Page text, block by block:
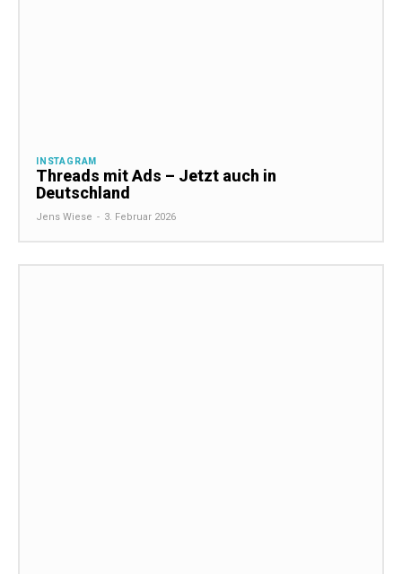
INSTAGRAM
Threads mit Ads – Jetzt auch in
Deutschland
Jens Wiese - 3. Februar 2026